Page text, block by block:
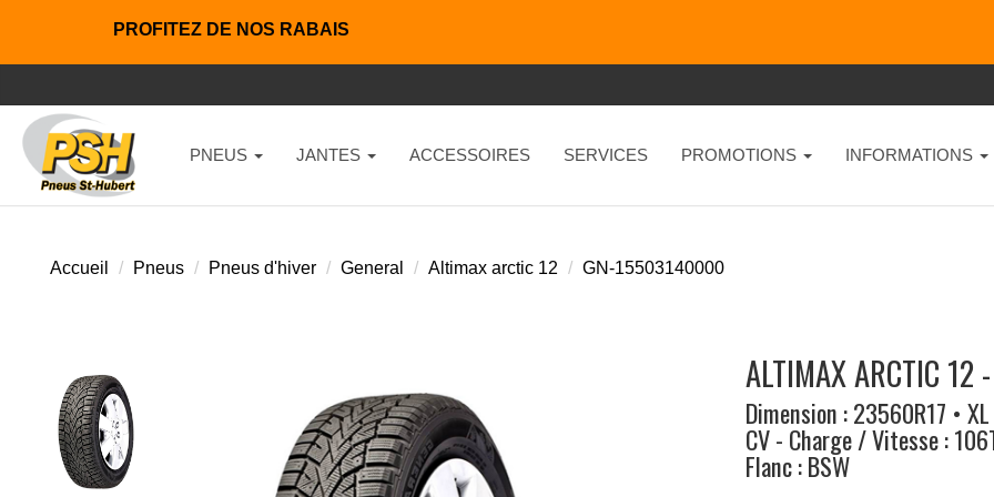
PROFITEZ DE NOS RABAIS
PNEUS JANTES ACCESSOIRES SERVICES PROMOTIONS INFORMATIONS
Accueil Pneus Pneus d'hiver General Altimax arctic 12 GN-15503140000
ALTIMAX ARCTIC 12
Dimension : 23560R17 • XL
CV - Charge / Vitesse :
Flanc : BSW